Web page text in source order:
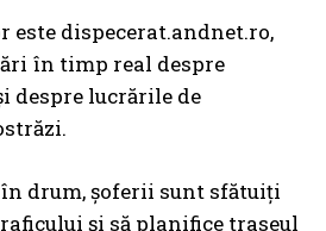
dispecerat.andnet.ro,
în timp real despre
despre lucrările de
drum, șoferii sunt sfătuiți
și să planifice traseul